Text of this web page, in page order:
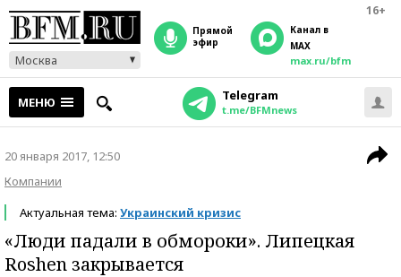
16+
Москва
прямой
эфир
Канал в
MAX
max.ru/bfm
МЕНЮ Telegram
t.me/BFMnews
20 января 2017, 12:50
Компании
Актуальная тема: Украинский кризис
«Люди падали в обмороки». Липецкая
Roshen закрывается